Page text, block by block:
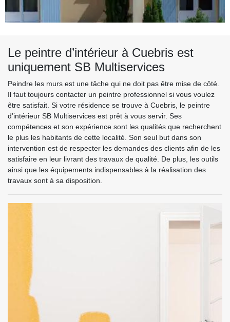
Le peintre d’intérieur à Cuebris est
uniquement SB Multiservices
Peindre les murs est une tâche qui ne doit pas être mise de côté.
Il faut toujours contacter un peintre professionnel si vous voulez
être satisfait. Si votre résidence se trouve à Cuebris, le peintre
d’intérieur SB Multiservices est prêt à vous servir. Ses
compétences et son expérience sont les qualités que recherchent
le plus les habitants de cette localité. Son seul but dans son
intervention est de respecter les demandes des clients afin de les
satisfaire en leur livrant des travaux de qualité. De plus, les outils
ainsi que les équipements indispensables à la réalisation des
travaux sont à sa disposition.